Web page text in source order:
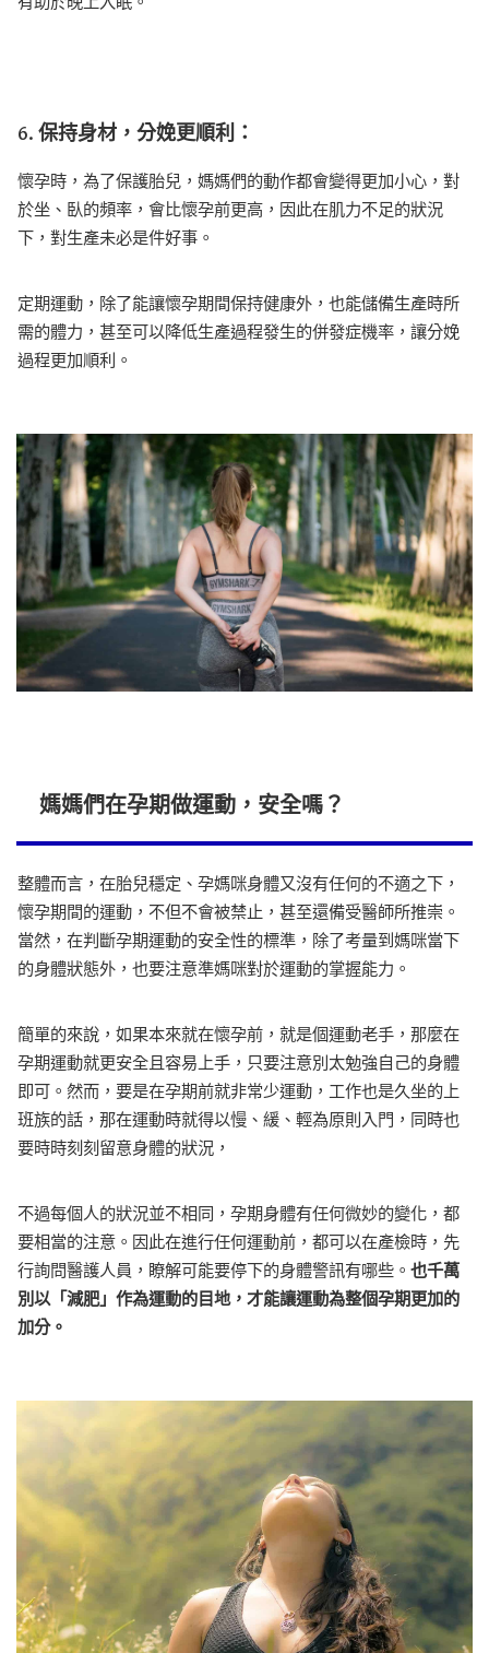
6. 保持身材，分娩更順利：
懷孕時，為了保護胎兒，媽媽們的動作都會變得更加小心，對
於坐、臥的頻率，會比懷孕前更高，因此在肌力不足的狀況
下，對生產未必是件好事。
定期運動，除了能讓懷孕期間保持健康外，也能儲備生產時所
需的體力，甚至可以降低生產過程發生的併發症機率，讓分娩
過程更加順利。
媽媽們在孕期做運動，安全嗎？
整體而言，在胎兒穩定、孕媽咪身體又沒有任何的不適之下，
懷孕期間的運動，不但不會被禁止，甚至還備受醫師所推崇。
當然，在判斷孕期運動的安全性的標準，除了考量到媽咪當下
的身體狀態外，也要注意準媽咪對於運動的掌握能力。
簡單的來說，如果本來就在懷孕前，就是個運動老手，那麼在
孕期運動就更安全且容易上手，只要注意別太勉強自己的身體
即可。然而，要是在孕期前就非常少運動，工作也是久坐的上
班族的話，那在運動時就得以慢、緩、輕為原則入門，同時也
要時時刻刻留意身體的狀況，
不過每個人的狀況並不相同，孕期身體有任何微妙的變化，都
要相當的注意。因此在進行任何運動前，都可以在產檢時，先
行詢問醫護人員，瞭解可能要停下的身體警訊有哪些。 也千萬
別以「減肥」作為運動的目地，才能讓運動為整個孕期更加的
加分。